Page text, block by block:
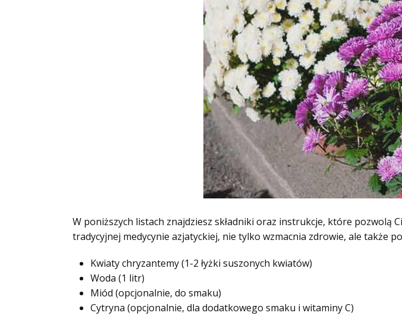
W poniższych listach znajdziesz składniki oraz instrukcje, które
tradycyjnej medycynie azjatyckiej, nie tylko wzmacnia zdrowie, ale także
Kwiaty chryzantemy (1-2 łyżki suszonych kwiatów)
Woda (1 litr)
Miód (opcjonalnie, do smaku)
Cytryna (opcjonalnie, dla dodatkowego smaku i witaminy C)